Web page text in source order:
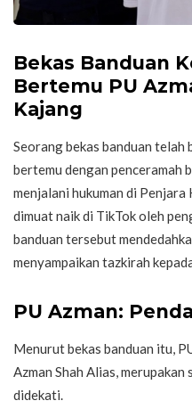
Bekas Banduan
Bertemu PU
Kajang
Seorang bekas banduan telah
bertemu dengan penceramah
menjalani hukuman di
dimuat naik di TikTok oleh
banduan tersebut
menyampaikan tazkirah
PU Azman:
Menurut bekas banduan itu,
Azman Shah Alias,
didekati.